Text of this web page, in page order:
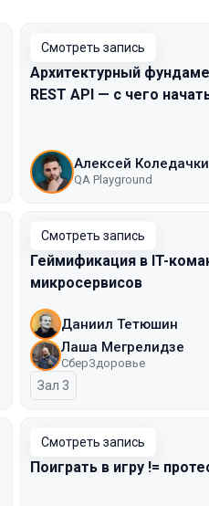
Смотреть запись
Архитектурный
REST API — с чего
Алексей
QA Playground
Смотреть запись
Геймификация в IT-
микросервисов
Даниил Тетюшин
Лаша Мегрелидзе
СберЗдоровье
Зал 3
Смотреть запись
Поиграть в игру !=